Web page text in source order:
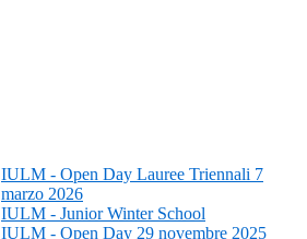
IULM - Open Day Lauree Triennali 7
marzo 2026
IULM - Junior Winter School
IULM - Open Day 29 novembre 2025